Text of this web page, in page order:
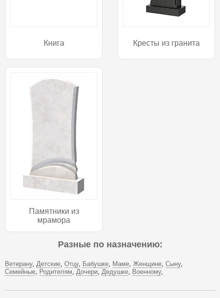
Книга Кресты из гранита
Памятники из
мрамора
Разные по назначению:
Ветерану Детские Отцу Бабушке Маме Женщине Сыну
Семейные Родителям Дочери Дедушке Военному